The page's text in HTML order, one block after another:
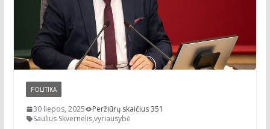
POLITIKA
30 liepos, 2025
Peržiūrų skaičius 351
Saulius Skvernelis,vyriausybė